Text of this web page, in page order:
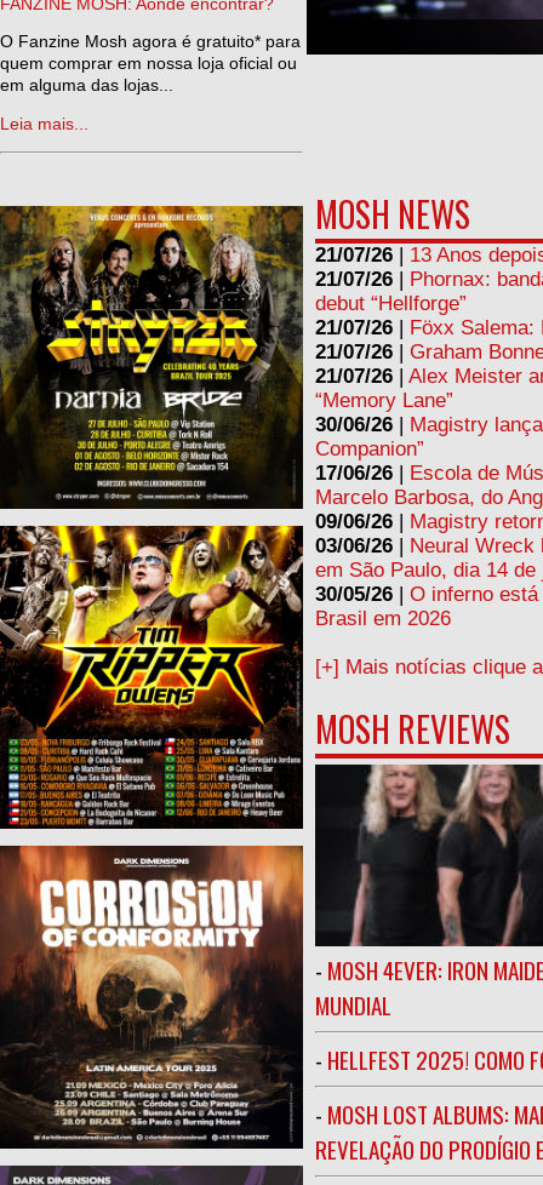
FANZINE MOSH: Aonde encontrar?
O Fanzine Mosh agora é gratuito* para
quem comprar em nossa loja oficial ou
em alguma das lojas...
Leia mais...
MOSH NEWS
21/07/26
13 Anos
21/07/26
Phornax:
debut “Hellforge”
21/07/26
Föxx Salema:
21/07/26
Graham
21/07/26
Alex Meister
“Memory Lane”
30/06/26
Magistry
Companion”
17/06/26
Escola de
Marcelo Barbosa, do
09/06/26
Magistry
03/06/26
Neural Wreck
em São Paulo, dia 14 de
30/05/26
O inferno
Brasil em 2026
[+] Mais notícias clique
MOSH REVIEWS
- MOSH 4EVER: IRON
MUNDIAL
- HELLFEST 2025! COMO
- MOSH LOST ALBUMS:
REVELAÇÃO DO